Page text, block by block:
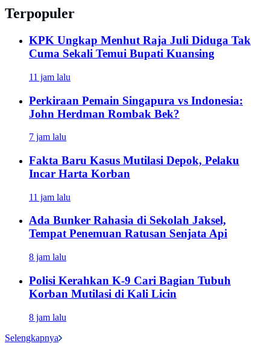
Terpopuler
KPK Ungkap Menhut Raja Juli Diduga Tak
Cuma Sekali Temui Bupati Kuansing
11 jam lalu
Perkiraan Pemain Singapura vs Indonesia:
John Herdman Rombak Bek?
7 jam lalu
Fakta Baru Kasus Mutilasi Depok, Pelaku
Incar Harta Korban
11 jam lalu
Ada Bunker Rahasia di Sekolah Jaksel,
Tempat Penemuan Ratusan Senjata Api
8 jam lalu
Polisi Kerahkan K-9 Cari Bagian Tubuh
Korban Mutilasi di Kali Licin
8 jam lalu
Selengkapnya